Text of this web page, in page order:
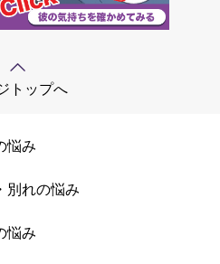
トップへ
悩み
別れの悩み
悩み